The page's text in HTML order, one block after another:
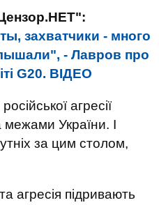
захватчики - много
- Лавров про
G20. ВIДЕО
агресії
межами України. І
за цим столом,
агресія підривають